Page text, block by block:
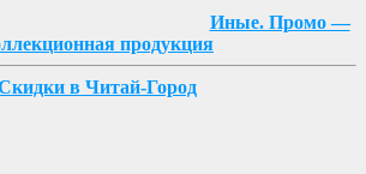
Иные. Промо —
продукция
в Читай-Город